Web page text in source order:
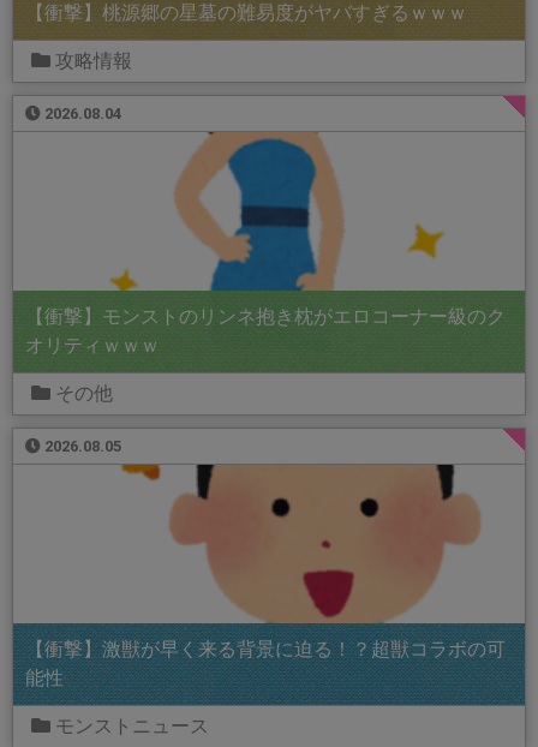
【衝撃】桃源郷の星墓の難易度がヤバすぎるｗｗｗ
攻略情報
2026.08.04
【衝撃】モンストのリンネ抱き枕がエロコーナー級のク
オリティｗｗｗ
その他
2026.08.05
【衝撃】激獣が早く来る背景に迫る！？超獣コラボの可
能性
モンストニュース